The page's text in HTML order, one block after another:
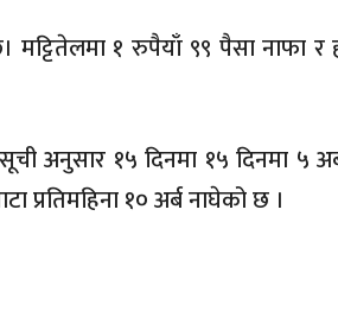
१ रुपैयाँ ९९ पैसा नाफा र
अनुसार १५ दिनमा १५ दिनमा ५
१० अर्ब नाघेको छ ।